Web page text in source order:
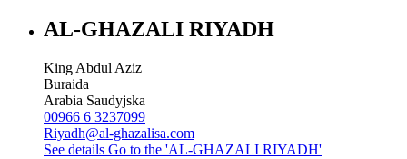
AL-GHAZALI RIYADH
King Abdul Aziz
Buraida
Arabia Saudyjska
00966 6 3237099
Riyadh@al-ghazalisa.com
See details Go to the 'AL-GHAZALI RIYADH'